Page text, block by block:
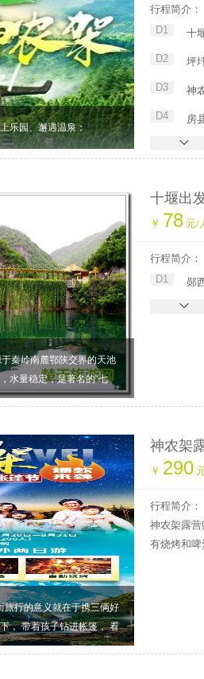
乐园、邂遇温泉；
行程简介：
D1
十
D2 坪
D3 神
D4 房
秦岭南麓鄂陕交界的天池
水量稳定，是著名的“七
十堰出
￥ 78 元/
行程简介：
D1
郧
旅行的意义就在于携三俩好
， 带着孩子钻进帐篷， 看
神农架
行社|十
￥ 290
行程简介：
神农架露
有烧烤和